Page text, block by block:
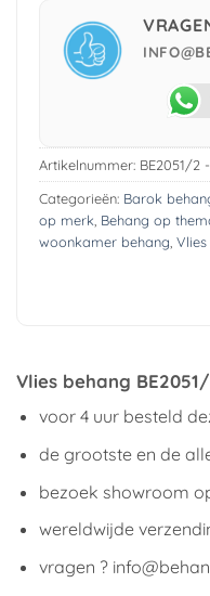
Artikelnummer: BE2051/2
Categorieën: Barok
op merk Behang op
woonkamer behang
Vlies behang
voor 4 uur besteld
de grootste en de
bezoek showroom
wereldwijde
vragen ?